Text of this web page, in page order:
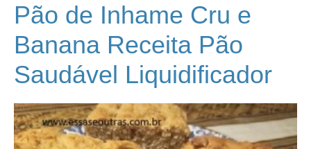
Pão de Inhame Cru e
Banana Receita Pão
Saudável Liquidificador